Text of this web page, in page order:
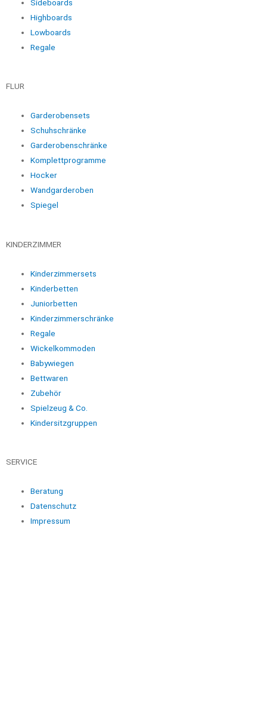
Sideboards
Highboards
Lowboards
Regale
FLUR
Garderobensets
Schuhschränke
Garderobenschränke
Komplettprogramme
Hocker
Wandgarderoben
Spiegel
KINDERZIMMER
Kinderzimmersets
Kinderbetten
Juniorbetten
Kinderzimmerschränke
Regale
Wickelkommoden
Babywiegen
Bettwaren
Zubehör
Spielzeug & Co.
Kindersitzgruppen
SERVICE
Beratung
Datenschutz
Impressum